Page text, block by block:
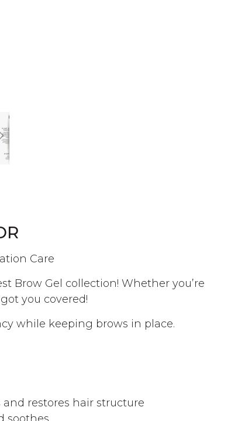
Care
Brow Gel collection! Whether you’re
you covered!
while keeping brows in place.
restores hair structure